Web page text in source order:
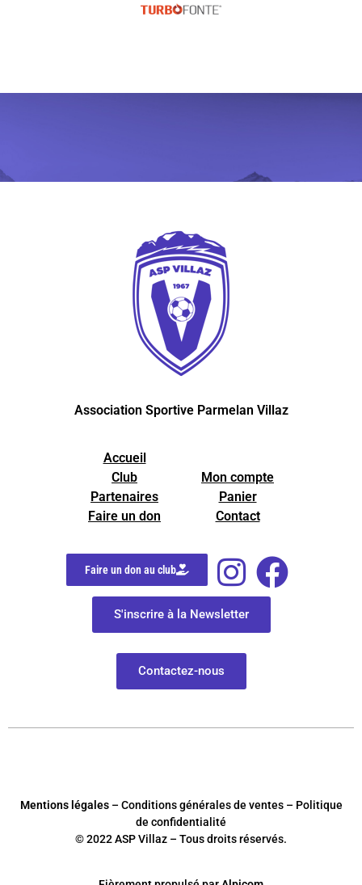
Association Sportive Parmelan Villaz
Accueil
Club
Partenaires
Faire un don
Mon compte
Panier
Contact
Faire un don au club
S'inscrire à la Newsletter
Contactez-nous
Mentions légales– Conditions générales de ventes – Politique
de confidentialité
© 2022 ASP Villaz – Tous droits réservés.